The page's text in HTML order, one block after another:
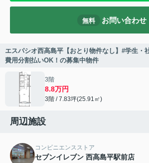
無料 お問い合わせ
エスパシオ西高島平【おとり物件なし】#学生・
費用分割払いOK！の募集中物件
3階
8.8万円
3階 / 7.83坪(25.91㎡)
周辺施設
コンビニエンスストア
セブンイレブン 西高島平駅前店